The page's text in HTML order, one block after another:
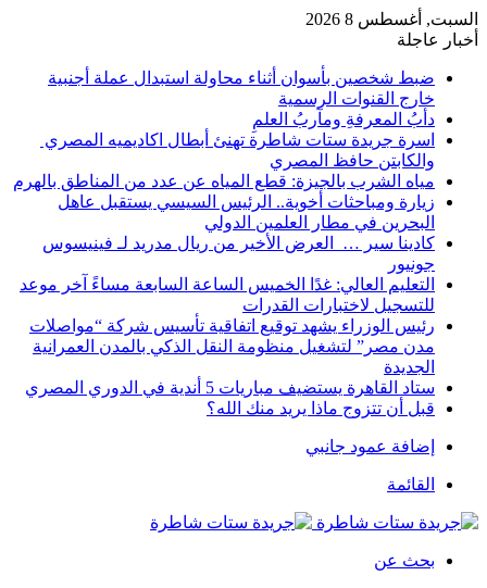
السبت, أغسطس 8 2026
أخبار عاجلة
ضبط شخصين بأسوان أثناء محاولة استبدال عملة أجنبية
خارج القنوات الرسمية
دأبُ المعرفةِ ومآربُ العلمِ
اسرة جريدة ستات شاطرة تهنئ أبطال اكاديميه المصري
والكابتن حافظ المصري
مياه الشرب بالجيزة: قطع المياه عن عدد من المناطق بالهرم
زيارة ومباحثات أخوية.. الرئيس السيسي يستقبل عاهل
البحرين في مطار العلمين الدولي
كادينا سير … العرض الأخير من ريال مدريد لـ فينيسوس
جونيور
التعليم العالي: غدًا الخميس الساعة السابعة مساءً آخر موعد
للتسجيل لاختبارات القدرات
رئيس الوزراء يشهد توقيع اتفاقية تأسيس شركة “مواصلات
مدن مصر” لتشغيل منظومة النقل الذكي بالمدن العمرانية
الجديدة
ستاد القاهرة يستضيف مباريات 5 أندية في الدوري المصري
قبل أن تتزوج ماذا يريد منك الله؟
إضافة عمود جانبي
القائمة
بحث عن